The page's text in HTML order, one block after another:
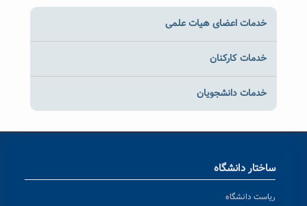
خدمات اعضای هیات علمی
خدمات کارکنان
خدمات دانشجویان
ساختار دانشگاه
ریاست دانشگاه